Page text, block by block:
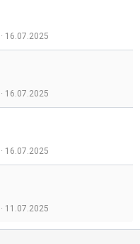
16.07.2025
16.07.2025
16.07.2025
11.07.2025